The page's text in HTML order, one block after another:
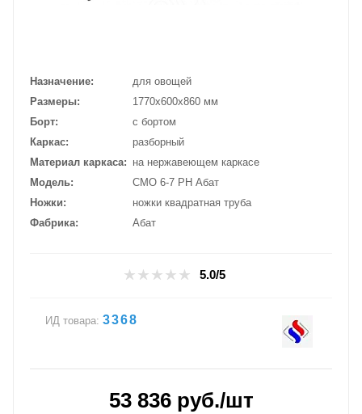
Назначение
для овощей
Размеры
1770х600х860 мм
Борт
с бортом
Каркас
разборный
Материал каркаса
на нержавеющем каркасе
Модель
СМО 6-7 РН Абат
Ножки
ножки квадратная труба
Фабрика
Абат
5.0/5
ИД товара: 3368
53 836руб./шт